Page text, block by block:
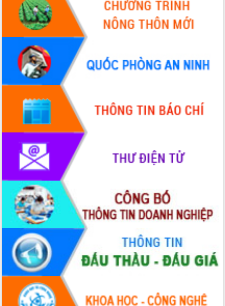
Tháo gỡ những vướng mắc, đẩy mạnh
công tác cải cách thủ tục hành chính
tại Trung tâm Phục vụ hành chính
công tỉnh
Đắk Lắk: Tôn vinh 46 giải pháp tại Hội
thi Sáng tạo Kỹ thuật 2024 - 2025
Đắk Lắk rà soát, điều chỉnh Đề án 190
về phát triển nuôi trồng thủy sản
Phó Chủ tịch UBND tỉnh Đắk Lắk
Trương Công Thái kiểm tra thực địa
Dự án cao tốc Khánh Hòa - Buôn Ma
Thuột
Định vị cà phê Việt Nam như một “di
sản sống” trong dòng chảy toàn cầu
Xây dựng nông thôn mới: Nâng cao đời
sống người dân từ những mô hình thiết
thực
Quyết liệt tháo gỡ vướng mắc, đẩy
nhanh tiến độ các dự án trọng điểm
trong Khu kinh tế Nam Phú Yên
Hòn Yến phát triển du lịch gắn với bảo
tồn biển
Lấy ý kiến điều chỉnh Quy hoạch tỉnh
Đắk Lắk thời kỳ 2021-2030, tầm nhìn
đến năm 2050
Phát động chiến dịch 30 ngày đêm
giải phóng mặt bằng Tuyến đường bộ
ven biển